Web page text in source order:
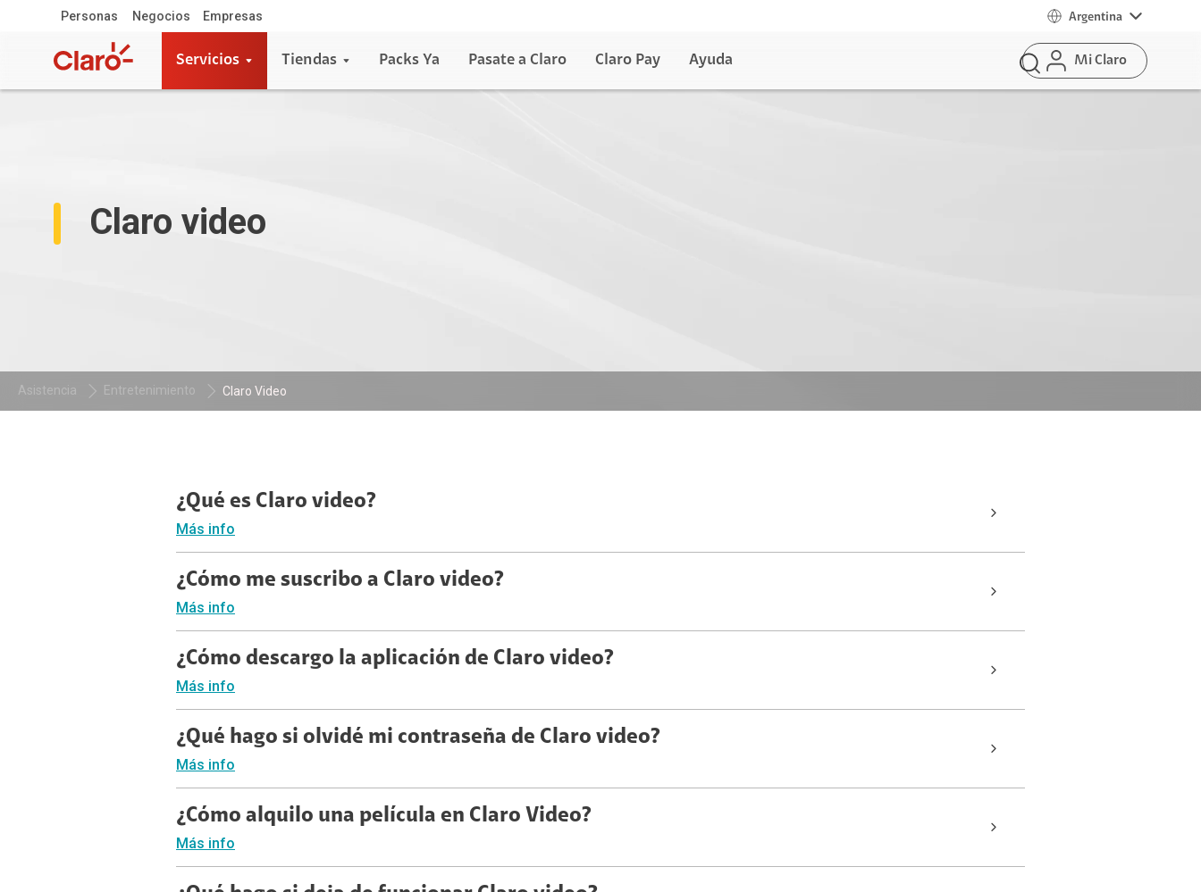
Personas Negocios Empresas Argentina
Servicios Tiendas Packs Ya Pasate a Claro Claro Pay Ayuda Mi Claro
Claro video
Asistencia Entretenimiento Claro Video
¿Qué es Claro video?
Más info
¿Cómo me suscribo a Claro video?
Más info
¿Cómo descargo la aplicación de Claro video?
Más info
¿Qué hago si olvidé mi contraseña de Claro video?
Más info
¿Cómo alquilo una película en Claro Video?
Más info